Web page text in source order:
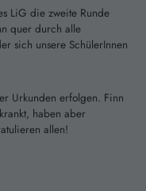
LiG die zweite Runde
quer durch alle
sich unsere SchülerInnen
Urkunden erfolgen. Finn
haben aber
allen!